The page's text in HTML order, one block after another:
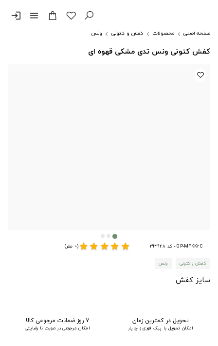
menu
login
صفحه اصلی محصولات کفش و کتونی ونس
کفش کتونی ونس تدی مشکی قهوه ای
GP-MFKK2C - کد 294948 star
star
star
star
star(0 نظر)
کفش و کتونی ونس
سایز کفش
تحویل در کمترین زمان
امکان تحویل با پیک فوری و چاپار
۷ روز ضمانت مرجوعی کالا
امکان مرجوعی در صورت نا رضایتی